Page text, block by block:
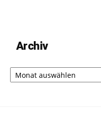
Archiv
Archiv